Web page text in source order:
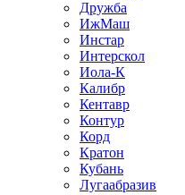
Дружба
ИжМаш
Инстар
Интерскол
Иола-К
Калибр
Кентавр
Контур
Корд
Кратон
Кубань
Лугаабразив